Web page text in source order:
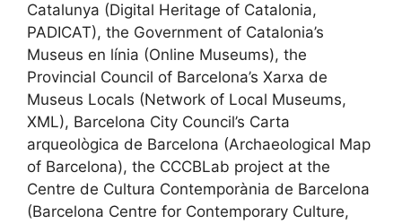
Catalunya (Digital Heritage of Catalonia,
PADICAT), the Government of Catalonia’s
Museus en línia (Online Museums), the
Provincial Council of Barcelona’s Xarxa de
Museus Locals (Network of Local Museums,
XML), Barcelona City Council’s Carta
arqueològica de Barcelona (Archaeological Map
of Barcelona), the CCCBLab project at the
Centre de Cultura Contemporània de Barcelona
(Barcelona Centre for Contemporary Culture,